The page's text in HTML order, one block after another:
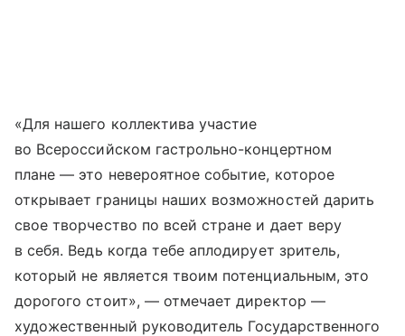
«Для нашего коллектива участие
во Всероссийском гастрольно-концертном
плане — это невероятное событие, которое
открывает границы наших возможностей дарить
свое творчество по всей стране и дает веру
в себя. Ведь когда тебе аплодирует зритель,
который не является твоим потенциальным, это
дорогого стоит», — отмечает директор —
художественный руководитель Государственного